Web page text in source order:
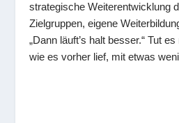
strategische Weiterentwicklung
Zielgruppen, eigene
„Dann läuft’s halt besser.“ Tut
wie es vorher lief, mit etwas